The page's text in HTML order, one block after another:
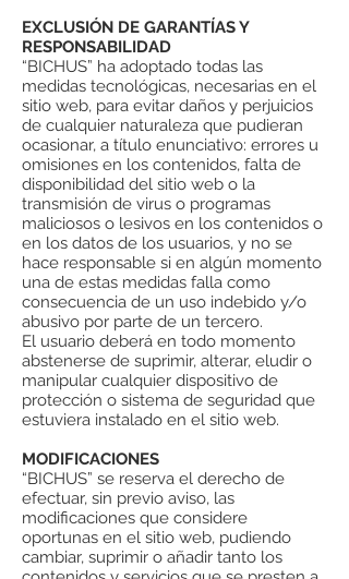
EXCLUSIÓN DE GARANTÍAS Y
RESPONSABILIDAD
“BICHUS” ha adoptado todas las
medidas tecnológicas, necesarias en el
sitio web, para evitar daños y perjuicios
de cualquier naturaleza que pudieran
ocasionar, a título enunciativo: errores u
omisiones en los contenidos, falta de
disponibilidad del sitio web o la
transmisión de virus o programas
maliciosos o lesivos en los contenidos o
en los datos de los usuarios, y no se
hace responsable si en algún momento
una de estas medidas falla como
consecuencia de un uso indebido y/o
abusivo por parte de un tercero.
El usuario deberá en todo momento
abstenerse de suprimir, alterar, eludir o
manipular cualquier dispositivo de
protección o sistema de seguridad que
estuviera instalado en el sitio web.
MODIFICACIONES
“BICHUS” se reserva el derecho de
efectuar, sin previo aviso, las
modificaciones que considere
oportunas en el sitio web, pudiendo
cambiar, suprimir o añadir tanto los